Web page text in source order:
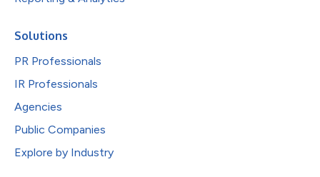
Solutions
PR Professionals
IR Professionals
Agencies
Public Companies
Explore by Industry